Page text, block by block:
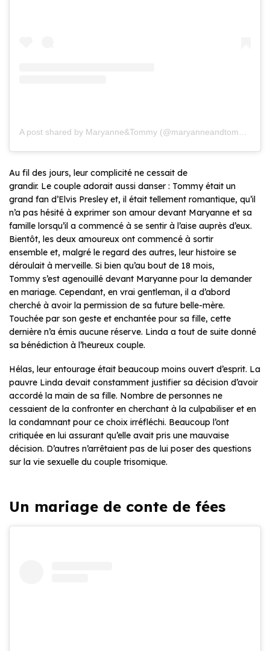
Au fil des jours, leur complicité ne cessait de
grandir. Le couple adorait aussi danser : Tommy était un
grand fan d’Elvis Presley et, il était tellement romantique, qu’il
n’a pas hésité à exprimer son amour devant Maryanne et sa
famille lorsqu’il a commencé à se sentir à l’aise auprès d’eux.
Bientôt, les deux amoureux ont commencé à sortir
ensemble et, malgré le regard des autres, leur histoire se
déroulait à merveille. Si bien qu’au bout de 18 mois,
Tommy s’est agenouillé devant Maryanne pour la demander
en mariage. Cependant, en vrai gentleman, il a d’abord
cherché à avoir la permission de sa future belle-mère.
Touchée par son geste et enchantée pour sa fille, cette
dernière n’a émis aucune réserve. Linda a tout de suite donné
sa bénédiction à l’heureux couple.
Hélas, leur entourage était beaucoup moins ouvert d’esprit. La
pauvre Linda devait constamment justifier sa décision d’avoir
accordé la main de sa fille. Nombre de personnes ne
cessaient de la confronter en cherchant à la culpabiliser et en
la condamnant pour ce choix irréfléchi. Beaucoup l’ont
critiquée en lui assurant qu’elle avait pris une mauvaise
décision. D’autres n’arrêtaient pas de lui poser des questions
sur la vie sexuelle du couple trisomique.
Un mariage de conte de fées